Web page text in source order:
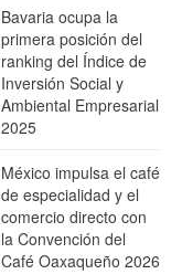
Bavaria ocupa la
primera posición del
ranking del Índice de
Inversión Social y
Ambiental Empresarial
2025
México impulsa el café
de especialidad y el
comercio directo con
la Convención del
Café Oaxaqueño 2026